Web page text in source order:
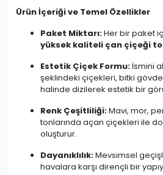
Ürün İçeriği ve Temel Özellikler
Paket Miktarı:Her bir paket
yüksek kaliteli çan çiçeği
Estetik Çiçek Formu: İsmini
şeklindeki çiçekleri, bitki
halinde dizilerek estetik bir
Renk Çeşitliliği:Mavi, mor,
tonlarında açan çiçekleri ile
oluşturur.
Dayanıklılık:Mevsimsel
havalara karşı dirençli bir